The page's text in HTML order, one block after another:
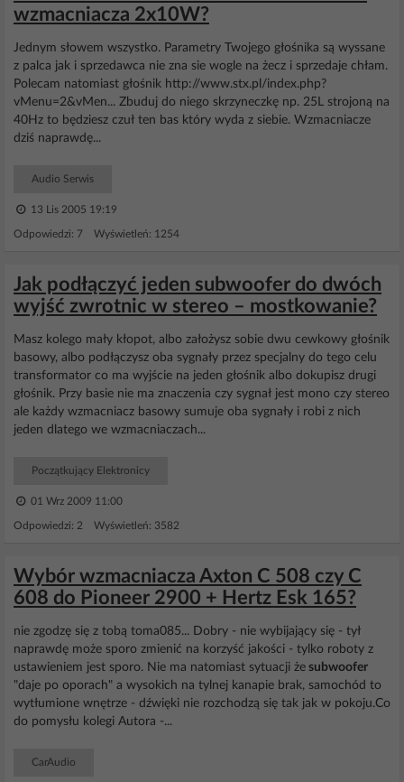
wzmacniacza 2x10W?
Jednym słowem wszystko. Parametry Twojego głośnika są wyssane
z palca jak i sprzedawca nie zna sie wogle na żecz i sprzedaje chłam.
Polecam natomiast głośnik http://www.stx.pl/index.php?
vMenu=2&vMen... Zbuduj do niego skrzyneczkę np. 25L strojoną na
40Hz to będziesz czuł ten bas który wyda z siebie. Wzmacniacze
dziś naprawdę...
Audio Serwis
13 Lis 2005 19:19
Odpowiedzi: 7 Wyświetleń: 1254
Jak podłączyć jeden subwoofer do dwóch
wyjść zwrotnic w stereo – mostkowanie?
Masz kolego mały kłopot, albo założysz sobie dwu cewkowy głośnik
basowy, albo podłączysz oba sygnały przez specjalny do tego celu
transformator co ma wyjście na jeden głośnik albo dokupisz drugi
głośnik. Przy basie nie ma znaczenia czy sygnał jest mono czy stereo
ale każdy wzmacniacz basowy sumuje oba sygnały i robi z nich
jeden dlatego we wzmacniaczach...
Początkujący Elektronicy
01 Wrz 2009 11:00
Odpowiedzi: 2 Wyświetleń: 3582
Wybór wzmacniacza Axton C 508 czy C
608 do Pioneer 2900 + Hertz Esk 165?
nie zgodzę się z tobą toma085... Dobry - nie wybijający się - tył
naprawdę może sporo zmienić na korzyść jakości - tylko roboty z
ustawieniem jest sporo. Nie ma natomiast sytuacji że subwoofer
"daje po oporach" a wysokich na tylnej kanapie brak, samochód to
wytłumione wnętrze - dźwięki nie rozchodzą się tak jak w pokoju.Co
do pomysłu kolegi Autora -...
CarAudio